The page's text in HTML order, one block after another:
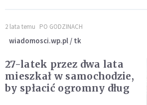
2 lata temu PO GODZINACH
wiadomosci.wp.pl / tk
27-latek przez dwa lata
mieszkał w samochodzie,
by spłacić ogromny dług